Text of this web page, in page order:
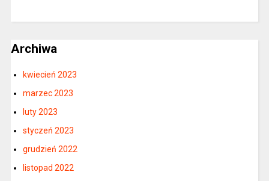
Archiwa
kwiecień 2023
marzec 2023
luty 2023
styczeń 2023
grudzień 2022
listopad 2022